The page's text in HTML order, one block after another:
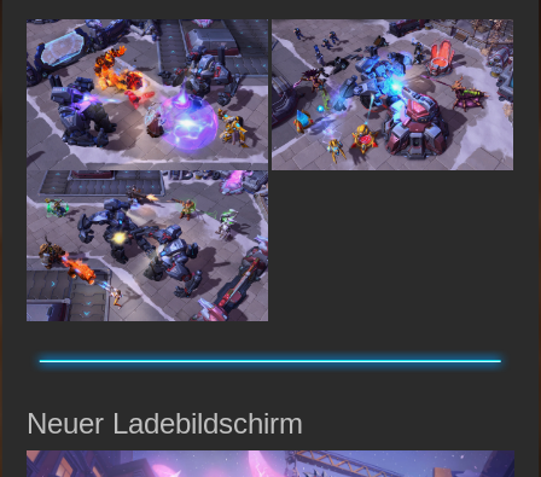
Neuer Ladebildschirm